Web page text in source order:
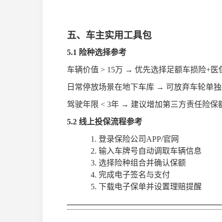
五、车主实用工具包
5.1 险种选择参考
车辆价值 > 15万 → 优先选择足额车损险+医
日常停放场景在地下车库 → 可放弃车轮单
驾驶年限 < 3年 → 建议增加第三方责任险保
5.2 线上投保流程参考
1. 登录保险公司 APP/官网
2. 输入车牌号自动调取车辆信息
3. 选择险种组合并确认保额
4. 完成电子签名与支付
5. 下载电子保单并设置理赔提醒